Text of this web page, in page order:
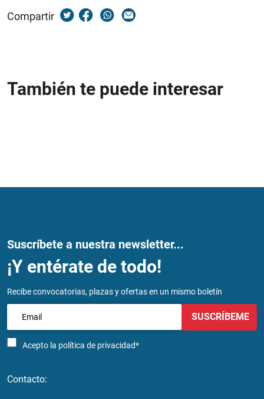
Compartir
También te puede interesar
Suscríbete a nuestra newsletter...
¡Y entérate de todo!
Recibe convocatorias, plazas y ofertas en un mismo boletín
Acepto la política de privacidad*
SUSCRÍBEME
Contacto: